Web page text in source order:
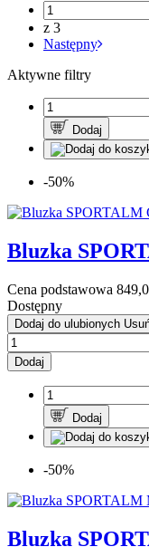
z 3
Następny
Aktywne filtry
Dodaj
-50%
Bluzka
Cena podstawowa
Dostępny
Dodaj do ulubionych
Dodaj
Dodaj
-50%
Bluzka